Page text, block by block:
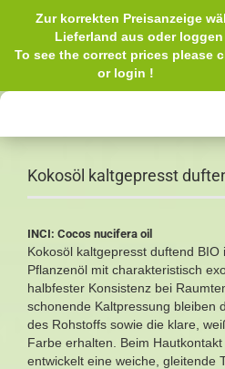
Zur korrekten Preisanzeige
Lieferland aus oder
To see the correct prices please
or login
Kokosöl kaltgepresst
INCI: Cocos nucifera oil
Kokosöl kaltgepresst duftend
Pflanzenöl mit charakteristisch
halbfester Konsistenz bei
schonende Kaltpressung bleiben
des Rohstoffs sowie die klare,
Farbe erhalten. Beim
entwickelt eine weiche, gleitende